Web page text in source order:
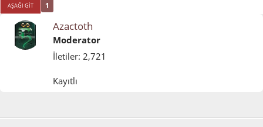
AŞAĞI GIT 1
Azactoth
Moderator
İletiler: 2,721
Kayıtlı